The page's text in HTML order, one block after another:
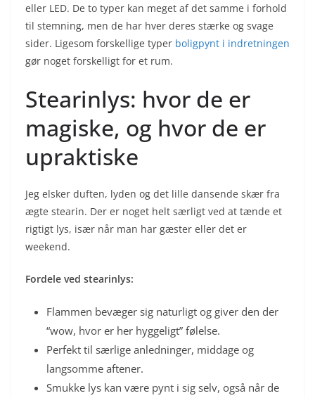
eller LED. De to typer kan meget af det samme i forhold
til stemning, men de har hver deres stærke og svage
sider. Ligesom forskellige typer boligpynt i indretningen
gør noget forskelligt for et rum.
Stearinlys: hvor de er
magiske, og hvor de er
upraktiske
Jeg elsker duften, lyden og det lille dansende skær fra
ægte stearin. Der er noget helt særligt ved at tænde et
rigtigt lys, især når man har gæster eller det er
weekend.
Fordele ved stearinlys:
Flammen bevæger sig naturligt og giver den der
“wow, hvor er her hyggeligt” følelse.
Perfekt til særlige anledninger, middage og
langsomme aftener.
Smukke lys kan være pynt i sig selv, også når de